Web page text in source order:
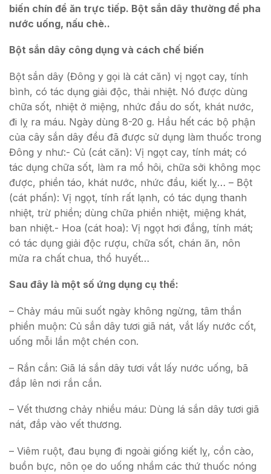
biến chín để ăn trực tiếp. Bột sắn dây thường để pha
nước uống, nấu chè..
Bột sắn dây công dụng và cách chế biến
Bột sắn dây (Đông y gọi là cát căn) vị ngọt cay, tính
bình, có tác dụng giải độc, thải nhiệt. Nó được dùng
chữa sốt, nhiệt ở miệng, nhức đầu do sốt, khát nước,
đi lỵ ra máu. Ngày dùng 8-20 g. Hầu hết các bộ phận
của cây sắn dây đều đã được sử dụng làm thuốc trong
Đông y như:- Củ (cát căn): Vị ngọt cay, tính mát; có
tác dụng chữa sốt, làm ra mồ hôi, chữa sởi không mọc
được, phiền táo, khát nước, nhức đầu, kiết lỵ… – Bột
(cát phấn): Vị ngọt, tính rất lạnh, có tác dụng thanh
nhiệt, trừ phiền; dùng chữa phiền nhiệt, miệng khát,
ban nhiệt.- Hoa (cát hoa): Vị ngọt hơi đắng, tính mát;
có tác dụng giải độc rượu, chữa sốt, chán ăn, nôn
mửa ra chất chua, thổ huyết…
Sau đây là một số ứng dụng cụ thể:
– Chảy máu mũi suốt ngày không ngừng, tâm thần
phiền muộn: Củ sắn dây tươi giã nát, vắt lấy nước cốt,
uống mỗi lần một chén con.
– Rắn cắn: Giã lá sắn dây tươi vắt lấy nước uống, bã
đắp lên nơi rắn cắn.
– Vết thương chảy nhiều máu: Dùng lá sắn dây tươi giã
nát, đắp vào vết thương.
– Viêm ruột, đau bụng đi ngoài giống kiết lỵ, cồn cào,
buồn bực, nôn ọe do uống nhầm các thứ thuốc nóng